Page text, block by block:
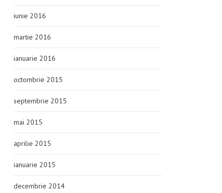
iunie 2016
martie 2016
ianuarie 2016
octombrie 2015
septembrie 2015
mai 2015
aprilie 2015
ianuarie 2015
decembrie 2014